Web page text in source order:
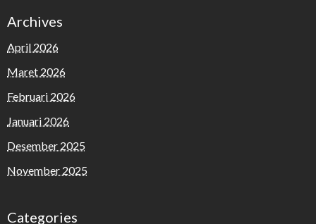
Archives
April 2026
Maret 2026
Februari 2026
Januari 2026
Desember 2025
November 2025
Categories